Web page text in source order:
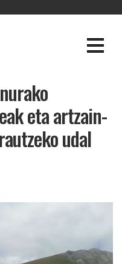
eta artzain-
udal